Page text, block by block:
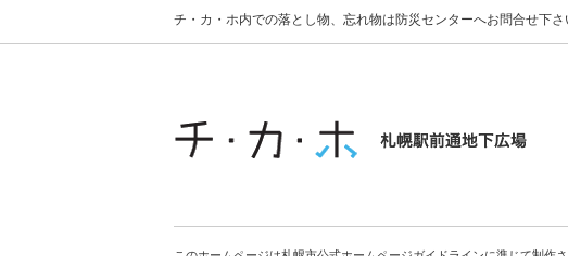
チ・カ・ホ内での落とし物、忘れ物は防災センターへお問合せ下